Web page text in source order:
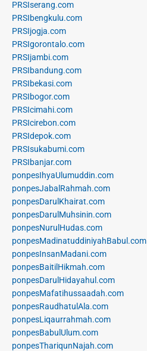
PRSIserang.com
PRSIbengkulu.com
PRSIjogja.com
PRSIgorontalo.com
PRSIjambi.com
PRSIbandung.com
PRSIbekasi.com
PRSIbogor.com
PRSIcimahi.com
PRSIcirebon.com
PRSIdepok.com
PRSIsukabumi.com
PRSIbanjar.com
ponpesIhyaUlumuddin.com
ponpesJabalRahmah.com
ponpesDarulKhairat.com
ponpesDarulMuhsinin.com
ponpesNurulHudas.com
ponpesMadinatuddiniyahBabul.com
ponpesInsanMadani.com
ponpesBaitilHikmah.com
ponpesDarulHidayahul.com
ponpesMafatihussaadah.com
ponpesRaudhatulAla.com
ponpesLiqaurrahmah.com
ponpesBabulUlum.com
ponpesThariqunNajah.com